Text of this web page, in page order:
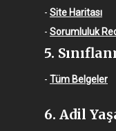
- Site Haritası
- Sorumluluk
5.
- Tüm Belgeler
6. Adil